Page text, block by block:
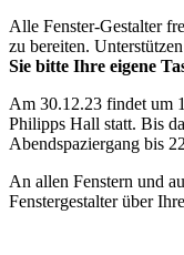
Alle Fenster-Gestalter
zu bereiten.
Sie bitte Ihre eigene
Am 30.12.23 findet um
Philipps Hall statt. Bis
Abendspaziergang bis
An allen Fenstern und
Fenstergestalter über